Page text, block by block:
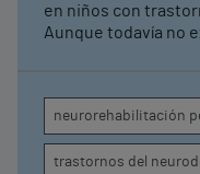
pediátrica
en niños con
Aunque todavía no
atención, la
conducta
neurorehabilitación
trastornos del